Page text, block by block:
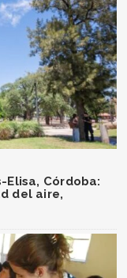
Elisa, Córdoba:
del aire,